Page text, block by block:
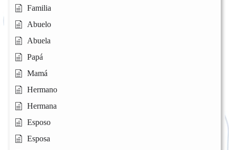
Familia
Abuelo
Abuela
Papá
Mamá
Hermano
Hermana
Esposo
Esposa